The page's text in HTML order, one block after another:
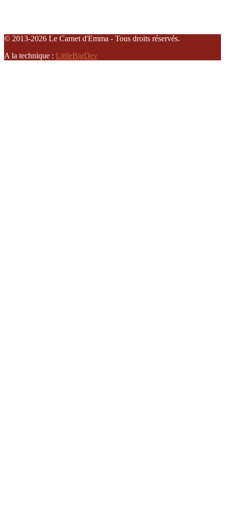
© 2013-2026 Le Carnet d'Emma - Tous droits réservés.
A la technique : LittleBigDev